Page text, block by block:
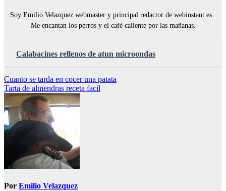
Soy Emilio Velazquez webmaster y principal redactor de webinstant.es .
Me encantan los perros y el café caliente por las mañanas.
Calabacines rellenos de atun microondas
Navegación
de
entradas
Cuanto se tarda en cocer una patata
Tarta de almendras receta facil
Por Emilio Velazquez